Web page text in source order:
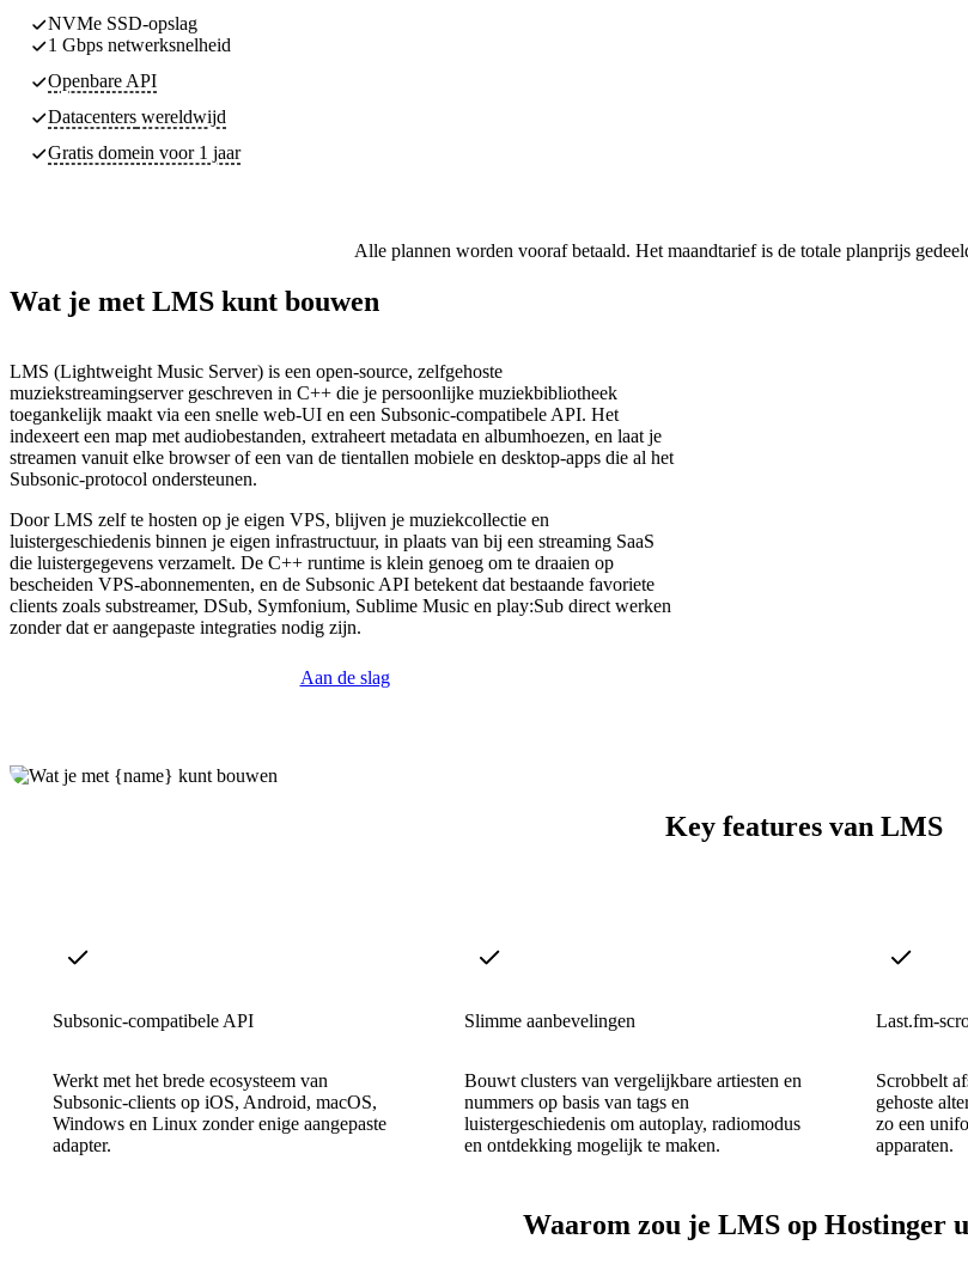
NVMe SSD-opslag
1 Gbps netwerksnelheid
Openbare API
Datacenters wereldwijd
Gratis domein voor 1 jaar
Alle plannen worden vooraf betaald. Het maandtarief is de totale planprijs
Wat je met LMS kunt bouwen
LMS (Lightweight Music Server) is een open-source, zelfgehoste
muziekstreamingserver geschreven in C++ die je persoonlijke muziekbibliotheek
toegankelijk maakt via een snelle web-UI en een Subsonic-compatibele API. Het
indexeert een map met audiobestanden, extraheert metadata en albumhoezen, en laat je
streamen vanuit elke browser of een van de tientallen mobiele en desktop-apps die al het
Subsonic-protocol ondersteunen.
Door LMS zelf te hosten op je eigen VPS, blijven je muziekcollectie en
luistergeschiedenis binnen je eigen infrastructuur, in plaats van bij een streaming SaaS
die luistergegevens verzamelt. De C++ runtime is klein genoeg om te draaien op
bescheiden VPS-abonnementen, en de Subsonic API betekent dat bestaande favoriete
clients zoals substreamer, DSub, Symfonium, Sublime Music en play:Sub direct werken
zonder dat er aangepaste integraties nodig zijn.
Aan de slag
Key features van LMS
Subsonic-compatibele API
Werkt met het brede ecosysteem van
Subsonic-clients op iOS, Android, macOS,
Windows en Linux zonder enige aangepaste
adapter.
Slimme aanbevelingen
Bouwt clusters van vergelijkbare artiesten en
nummers op basis van tags en
luistergeschiedenis om autoplay, radiomodus
en ontdekking mogelijk te maken.
Last.fm-
Scrobbelt
gehoste
zo een
apparaten.
Waarom zou je LMS op Hostinger